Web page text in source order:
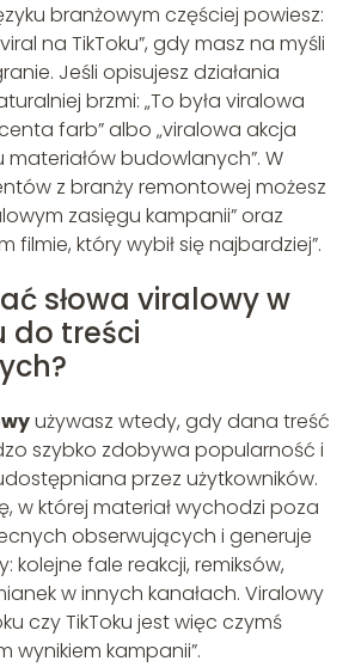
branżowym częściej powiesz:
na TikToku”, gdy masz na myśli
Jeśli opisujesz działania
brzmi: „To była viralowa
farb” albo „viralowa akcja
materiałów budowlanych”. W
z branży remontowej możesz
zasięgu kampanii” oraz
filmie, który wybił się najbardziej”.
słowa viralowy w
do treści
używasz wtedy, gdy dana treść
szybko zdobywa popularność i
przez użytkowników.
w której materiał wychodzi poza
obserwujących i generuje
kolejne fale reakcji, remiksów,
w innych kanałach. Viralowy
czy TikToku jest więc czymś
wynikiem kampanii”.